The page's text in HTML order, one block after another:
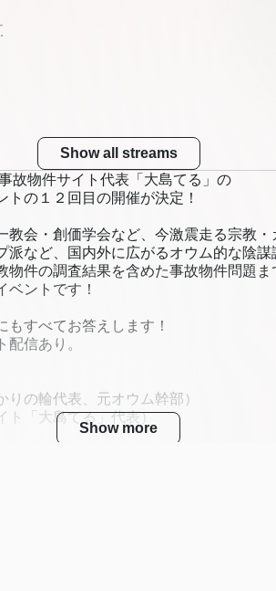
Show all streams
故物件サイト代表「大島てる」の
の１２回目の開催が決定！
会・創価学会など、今激震走る宗教・
など、国内外に広がるオウム的な陰謀
件の調査結果を含めた事故物件問題ま
ントです！
すべてお答えします！
信あり。
の輪代表、元オウム幹部）
ト「大島てる」代表）
Show more